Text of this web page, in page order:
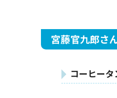
宮藤官九郎さ
コーヒータ